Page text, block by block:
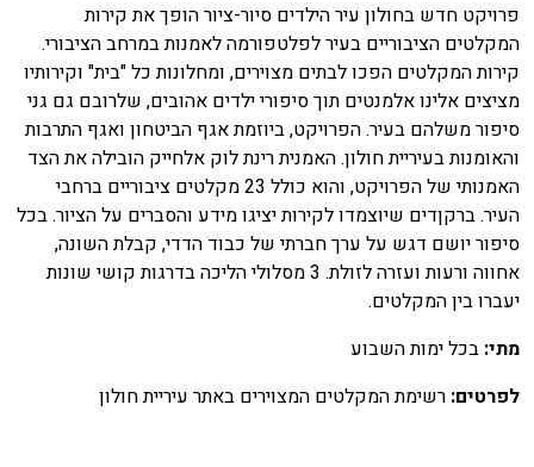
פרויקט חדש בחולון עיר הילדים סיור-ציור הופך את קירות
המקלטים הציבוריים בעיר לפלטפורמה לאמנות במרחב הציבורי.
קירות המקלטים הפכו לבתים מצוירים, ומחלונות כל "בית" וקירותיו
מציצים אלינו אלמנטים תוך סיפורי ילדים אהובים, שלרובם גם גני
סיפור משלהם בעיר. הפרויקט, ביוזמת אגף הביטחון ואגף התרבות
והאומנות בעיריית חולון. האמנית רינת לוק אלחייק הובילה את הצד
האמנותי של הפרויקט, והוא כולל 23 מקלטים ציבוריים ברחבי
העיר. ברקןדים שיוצמדו לקירות יציגו מידע והסברים על הציור. בכל
סיפור יושם דגש על ערך חברתי של כבוד הדדי, קבלת השונה,
אחווה ורעות ועזרה לזולת. 3 מסלולי הליכה בדרגות קושי שונות
יעברו בין המקלטים.
מתי: בכל ימות השבוע
לפרטים: רשימת המקלטים המצוירים באתר עיריית חולון